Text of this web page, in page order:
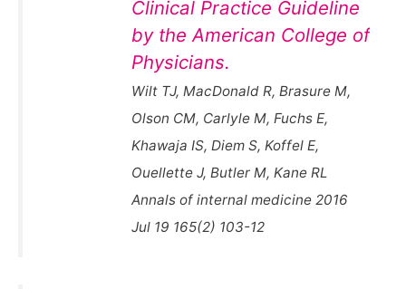
Clinical Practice Guideline
by the American College of
Physicians.
Wilt TJ, MacDonald R, Brasure M,
Olson CM, Carlyle M, Fuchs E,
Khawaja IS, Diem S, Koffel E,
Ouellette J, Butler M, Kane RL
Annals of internal medicine 2016
Jul 19 165(2) 103-12